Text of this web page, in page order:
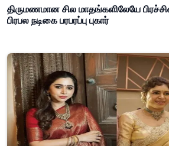
திருமணமான சில மாதங்களிலேயே
பிரபல நடிகை பரபரப்பு புகார்